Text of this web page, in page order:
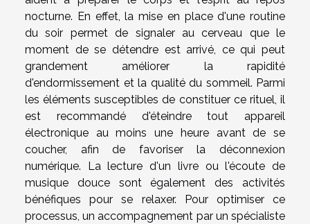
nocturne. En effet, la mise en place d'une routine
du soir permet de signaler au cerveau que le
moment de se détendre est arrivé, ce qui peut
grandement améliorer la rapidité
d'endormissement et la qualité du sommeil. Parmi
les éléments susceptibles de constituer ce rituel, il
est recommandé d'éteindre tout appareil
électronique au moins une heure avant de se
coucher, afin de favoriser la déconnexion
numérique. La lecture d'un livre ou l'écoute de
musique douce sont également des activités
bénéfiques pour se relaxer. Pour optimiser ce
processus, un accompagnement par un spécialiste